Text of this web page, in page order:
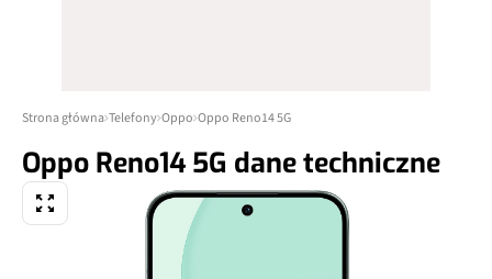
Strona główna Telefony Oppo Oppo Reno14 5G
Oppo Reno14 5G dane techniczne